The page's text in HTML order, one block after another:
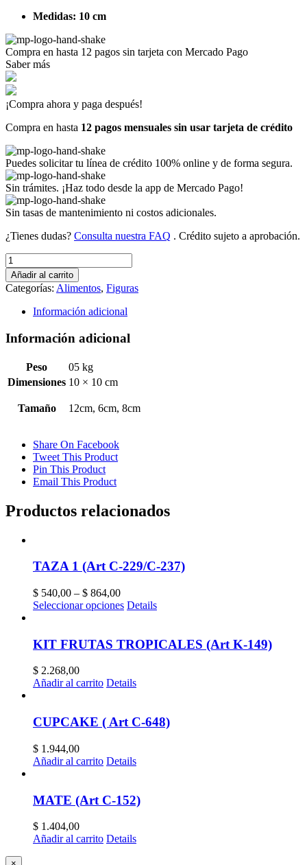
Medidas: 10 cm
Compra en hasta 12 pagos sin tarjeta con Mercado Pago
Saber más
¡Compra ahora y paga después!
Compra en hasta 12 pagos mensuales sin usar tarjeta de crédito
Puedes solicitar tu línea de crédito 100% online y de forma segura.
Sin trámites. ¡Haz todo desde la app de Mercado Pago!
Sin tasas de mantenimiento ni costos adicionales.
¿Tienes dudas? Consulta nuestra FAQ . Crédito sujeto a aprobación.
TAZA
Mod.
9
(Art
cantidad
Añadir al carrito
Categorías: Alimentos, Figuras
Información adicional
Información adicional
Peso
05 kg
Dimensiones 10 × 10 cm
Tamaño 12cm, 6cm, 8cm
Share On Facebook
Tweet This Product
Pin This Product
Email This Product
Productos relacionados
TAZA 1 (Art C-229/C-237)
$ 540,00 – $ 864,00
Seleccionar opciones Details
KIT FRUTAS TROPICALES (Art K-149)
$ 2.268,00
Añadir al carrito Details
CUPCAKE ( Art C-648)
$ 1.944,00
Añadir al carrito Details
MATE (Art C-152)
$ 1.404,00
Añadir al carrito Details
Close